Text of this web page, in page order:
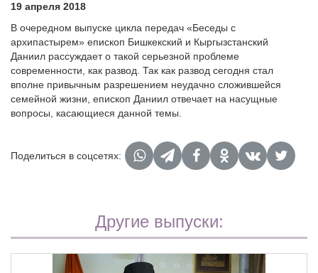
19 апреля 2018
В очередном выпуске цикла передач «Беседы с
архипастырем» епископ Бишкекский и Кыргызстанский
Даниил рассуждает о такой серьезной проблеме
современности, как развод. Так как развод сегодня стал
вполне привычным разрешением неудачно сложившейся
семейной жизни, епископ Даниил отвечает на насущные
вопросы, касающиеся данной темы.
Поделиться в соцсетях:
Другие выпуски: